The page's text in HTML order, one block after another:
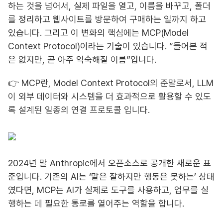
하는 것을 넘어서, 실제 파일을 열고, 이름을 바꾸고, 폴더
를 정리하고 웹사이트를 방문하여 구매하는 일까지 하고
있습니다. 그리고 이 변화의 핵심에는 MCP(Model
Context Protocol)이라는 기술이 있습니다. “들어본 적
은 없지만, 곧 아주 익숙해질 이름”입니다.
👉 MCP란, Model Context Protocol의 준말로서, LLM
이 외부 데이터와 시스템을 더 효과적으로 활용할 수 있도
록 설계된 일종의 연결 프로토콜 입니다.
2024년 말 Anthropic에서 오픈소스로 공개한 새로운 표
준입니다. 기존의 AI는 ‘말은 잘하지만 행동은 못하는’ 상태
였다면, MCP는 AI가 실제로 도구를 사용하고, 업무를 실
행하는 데 필요한 통로를 열어주는 역할을 합니다.